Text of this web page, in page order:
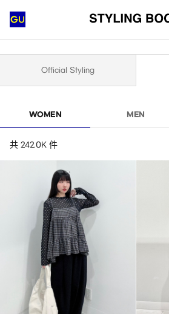
Official Styling
WOMEN MEN
共 242.0K 件